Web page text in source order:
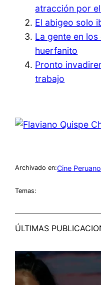
atracción por
El abigeo solo
La gente en
huerfanito
Pronto
trabajo
Archivado en:Cine Peruano
Temas:
ÚLTIMAS